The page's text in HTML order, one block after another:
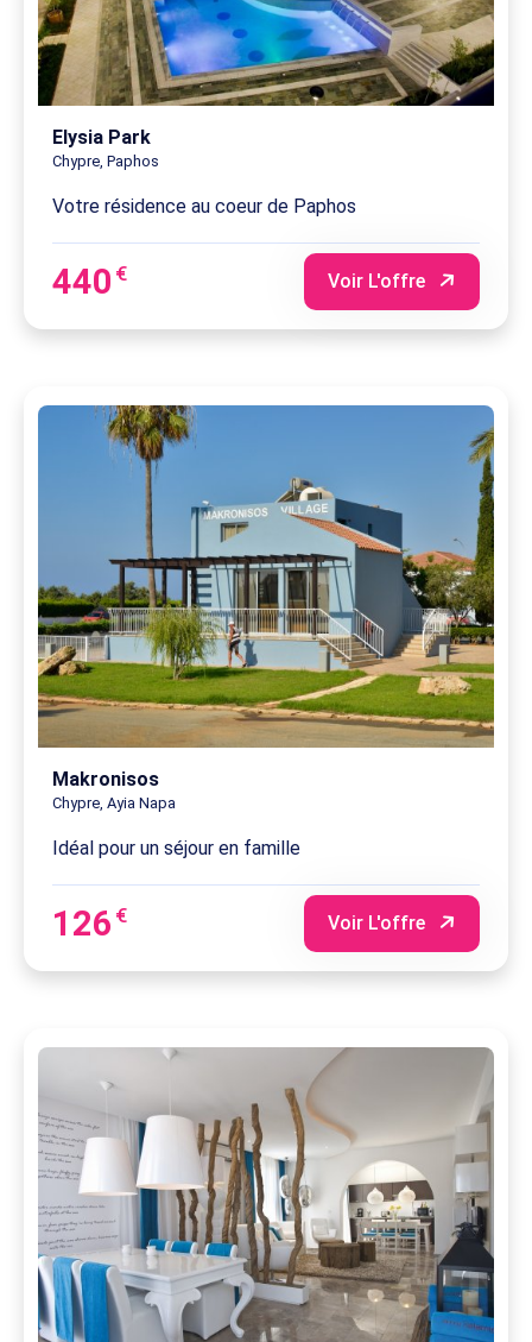
Elysia Park
Chypre, Paphos
Votre résidence au coeur de Paphos
440 € Voir L'offre
Makronisos
Chypre, Ayia Napa
Idéal pour un séjour en famille
126 € Voir L'offre